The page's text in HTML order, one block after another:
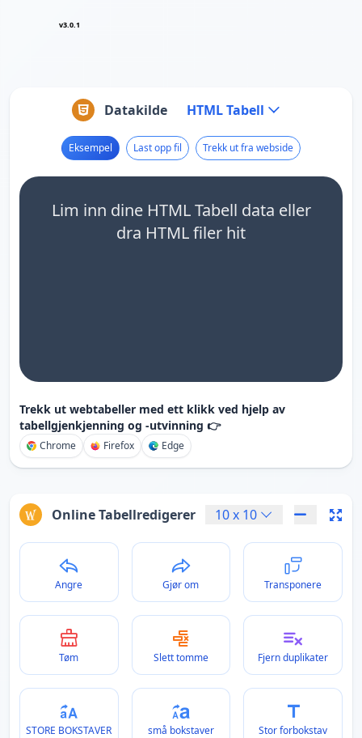
v3.0.1
Datakilde HTML Tabell
Eksempel Last opp fil Trekk ut fra webside
Lim inn dine HTML Tabell data eller
dra HTML filer hit
Trekk ut webtabeller med ett klikk ved hjelp av
tabellgjenkjenning og -utvinning 👉
Chrome Firefox Edge
Online Tabellredigerer 10x 10
Angre Gjør om Transponere
Tøm Slett tomme Fjern duplikater
STORE BOKSTAVER små bokstaver Stor forbokstav